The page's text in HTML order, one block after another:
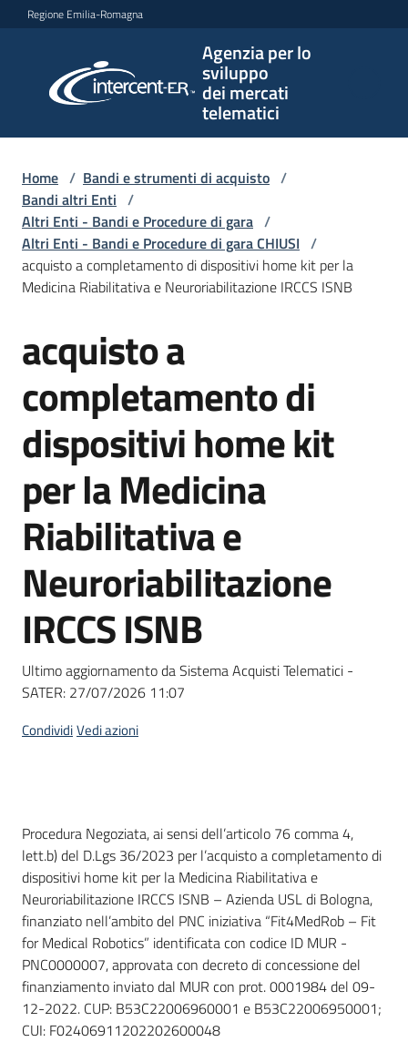
Vai al contenuto
Vai alla navigazione
Vai al footer
Regione Emilia-Romagna
Agenzia per lo
sviluppo
dei mercati
telematici
per lo
sviluppo
telematici
L'Agenzia
e
strumenti
di
Supporto
Piattaforme
telematiche
English
Seguici
su
Home / Bandi e strumenti di acquisto /
Bandi altri Enti /
Altri Enti - Bandi e Procedure di gara /
Altri Enti - Bandi e Procedure di gara CHIUSI /
acquisto a completamento di dispositivi home kit per la
Medicina Riabilitativa e Neuroriabilitazione IRCCS ISNB
Salta al contenuto
acquisto a
completamento di
dispositivi home kit
per la Medicina
Riabilitativa e
Neuroriabilitazione
IRCCS ISNB
Ultimo aggiornamento da Sistema Acquisti Telematici -
SATER: 27/07/2026 11:07
CondividiVedi azioni
Dati del bando
Procedura Negoziata, ai sensi dell’articolo 76 comma 4,
lett.b) del D.Lgs 36/2023 per l’acquisto a completamento di
dispositivi home kit per la Medicina Riabilitativa e
Neuroriabilitazione IRCCS ISNB – Azienda USL di Bologna,
finanziato nell’ambito del PNC iniziativa “Fit4MedRob – Fit
for Medical Robotics” identificata con codice ID MUR -
PNC0000007, approvata con decreto di concessione del
finanziamento inviato dal MUR con prot. 0001984 del 09-
12-2022. CUP: B53C22006960001 e B53C22006950001;
CUI: F02406911202202600048